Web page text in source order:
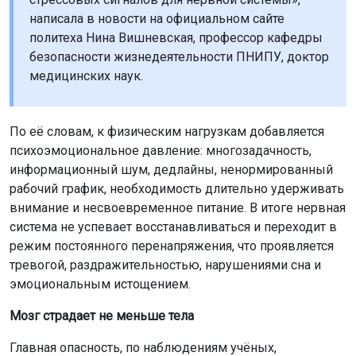
написала в новости на официальном сайте
политеха Нина Вишневская, профессор кафедры
безопасности жизнедеятельности ПНИПУ, доктор
медицинских наук.
По её словам, к физическим нагрузкам добавляется
психоэмоциональное давление: многозадачность,
информационный шум, дедлайны, ненормированный
рабочий график, необходимость длительно удерживать
внимание и несвоевременное питание. В итоге нервная
система не успевает восстанавливаться и переходит в
режим постоянного перенапряжения, что проявляется
тревогой, раздражительностью, нарушениями сна и
эмоциональным истощением.
Мозг страдает не меньше тела
Главная опасность, по наблюдениям учёных,